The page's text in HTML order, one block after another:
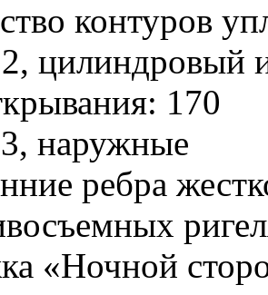
контуров
цилиндровый
170
наружные
ребра
«Ночной